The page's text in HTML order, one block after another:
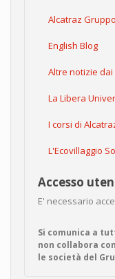
Alcatraz
English Blog
Altre notizie
La Libera
I corsi di
L'Ecovillaggio
Accesso
E' necessario
Si comunica a
non collabora
le società del